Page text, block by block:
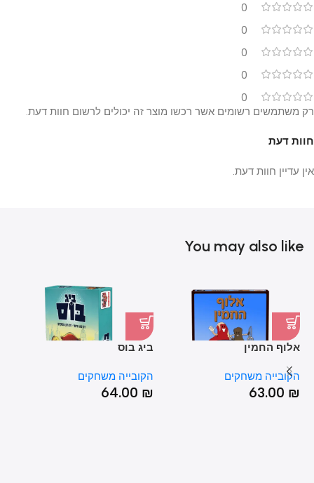
0
0
0
0
0
חוות דעת
אין עדיין חוות דעת.
רק משתמשים רשומים אשר רכשו מוצר זה יכולים לרשום חוות דעת.
You may also like
אלוף החמין
הקובייה משחקים
63.00 ₪
ביג בוס
הקובייה משחקים
64.00 ₪